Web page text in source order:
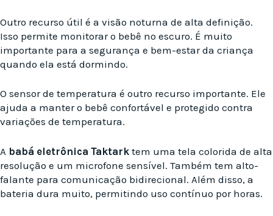
Outro recurso útil é a visão noturna de alta definição.
Isso permite monitorar o bebê no escuro. É muito
importante para a segurança e bem-estar da criança
quando ela está dormindo.
O sensor de temperatura é outro recurso importante. Ele
ajuda a manter o bebê confortável e protegido contra
variações de temperatura.
A babá eletrônica Taktark tem uma tela colorida de alta
resolução e um microfone sensível. Também tem alto-
falante para comunicação bidirecional. Além disso, a
bateria dura muito, permitindo uso contínuo por horas.